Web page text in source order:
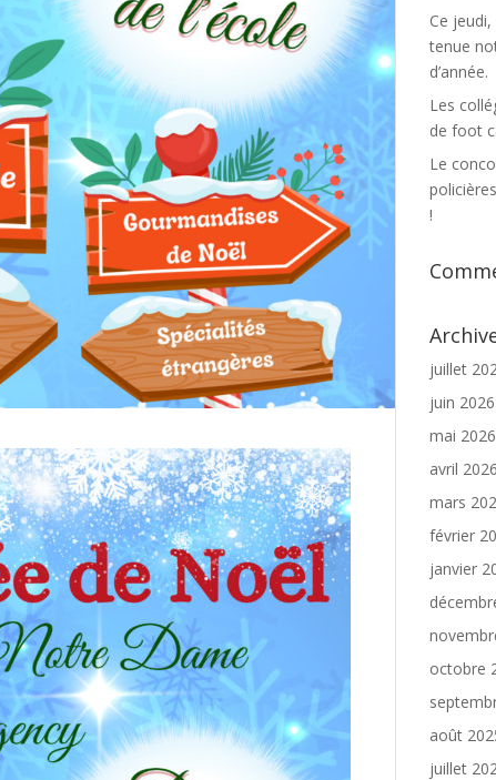
Ce
tenue
d’année.
Les
de foot
Le
!
juillet
juin 2026
mai 2026
avril 2026
mars
février
janvier
octobre
août
juillet